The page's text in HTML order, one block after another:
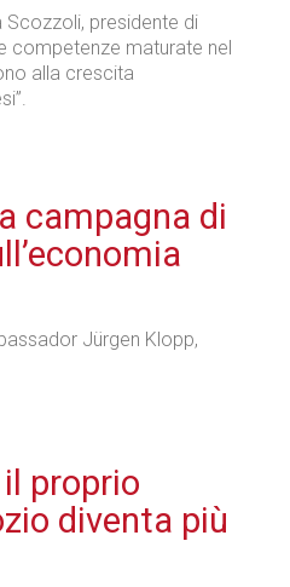
Scozzoli, presidente di
competenze maturate nel
alla crescita
campagna di
Jürgen Klopp,
proprio
diventa più